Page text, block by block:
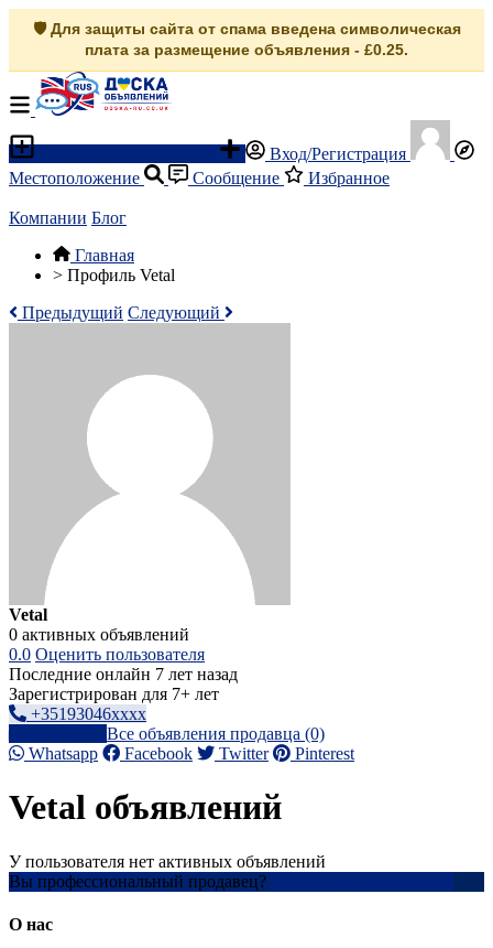
🛡️ Для защиты сайта от спама введена символическая
плата за размещение объявления - £0.25.
Вход/Регистрация
Местоположение
Сообщение Избранное
Компании Блог
Главная
> Профиль Vetal
Предыдущий Следующий
Vetal
0 активных объявлений
0.0 Оценить пользователя
Последние онлайн 7 лет назад
Зарегистрирован для 7+ лет
+35193046xxxx
Все объявления продавца (0)
Whatsapp
Facebook Twitter Pinterest
Vetal объявлений
У пользователя нет активных объявлений
Вы профессиональный продавец?
О нас